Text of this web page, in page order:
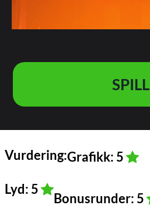
SPILL
Vurdering:Grafikk: 5
Lyd: 5
Bonusrunder: 5